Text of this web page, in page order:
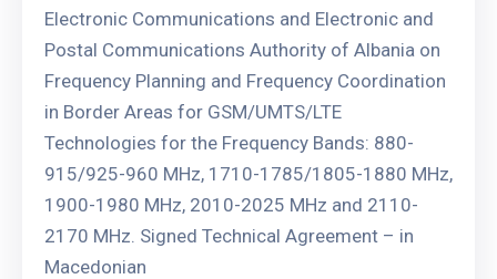
Electronic Communications and Electronic and
Postal Communications Authority of Albania on
Frequency Planning and Frequency Coordination
in Border Areas for GSM/UMTS/LTE
Technologies for the Frequency Bands: 880-
915/925-960 MHz, 1710-1785/1805-1880 MHz,
1900-1980 MHz, 2010-2025 MHz and 2110-
2170 MHz. Signed Technical Agreement – in
Macedonian